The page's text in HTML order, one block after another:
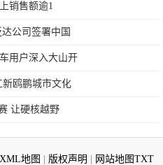
销售额逾1
公司签署中国
用户深入大山开
鸥鹏城市文化
让硬核越野
XML地图 版权声明 网站地图TXT